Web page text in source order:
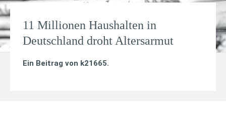
11 Millionen Haushalten in
Deutschland droht Altersarmut
Ein Beitrag von k21665.